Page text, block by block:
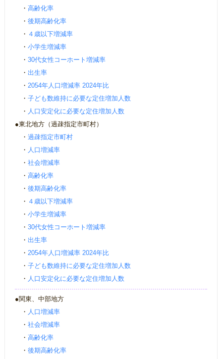
・ 高齢化率
・ 後期高齢化率
・ ４歳以下増減率
・ 小学生増減率
・ 30代女性コーホート増減率
・ 出生率
・ 2054年人口増減率 2024年比
・ 子ども数維持に必要な定住増加人数
・ 人口安定化に必要な定住増加人数
●東北地方（過疎指定市町村）
・ 過疎指定市町村
・ 人口増減率
・ 社会増減率
・ 高齢化率
・ 後期高齢化率
・ ４歳以下増減率
・ 小学生増減率
・ 30代女性コーホート増減率
・ 出生率
・ 2054年人口増減率 2024年比
・ 子ども数維持に必要な定住増加人数
・ 人口安定化に必要な定住増加人数
●関東、中部地方
・ 人口増減率
・ 社会増減率
・ 高齢化率
・ 後期高齢化率